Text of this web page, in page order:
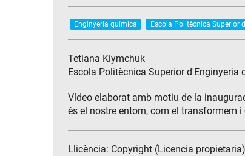
Enginyeria química Escola Politècnica Superior
Tetiana Klymchuk
Escola Politècnica Superior d'Enginyeria
Vídeo elaborat amb motiu de la
és el nostre entorn, com el transformem
Llicència: Copyright (Licencia propietaria)